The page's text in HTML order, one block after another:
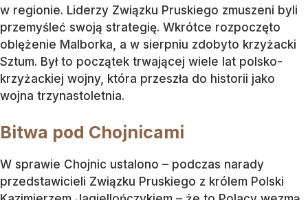
w regionie. Liderzy Związku Pruskiego zmuszeni byli
przemyśleć swoją strategię. Wkrótce rozpoczęto
oblężenie Malborka, a w sierpniu zdobyto krzyżacki
Sztum. Był to początek trwającej wiele lat polsko-
krzyżackiej wojny, która przeszła do historii jako
wojna trzynastoletnia.
Bitwa pod Chojnicami
W sprawie Chojnic ustalono – podczas narady
przedstawicieli Związku Pruskiego z królem Polski